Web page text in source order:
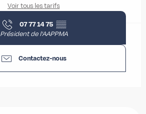
Voir tous les tarifs
07 77 14 75 ▒▒
Président de l'AAPPMA
Contactez-nous